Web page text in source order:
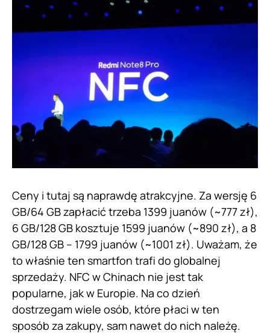
Ceny i tutaj są naprawdę atrakcyjne. Za wersję 6
GB/64 GB zapłacić trzeba 1399 juanów (~777 zł),
6 GB/128 GB kosztuje 1599 juanów (~890 zł), a 8
GB/128 GB – 1799 juanów (~1001 zł). Uważam, że
to właśnie ten smartfon trafi do globalnej
sprzedaży. NFC w Chinach nie jest tak
popularne, jak w Europie. Na co dzień
dostrzegam wiele osób, które płaci w ten
sposób za zakupy, sam nawet do nich należę.